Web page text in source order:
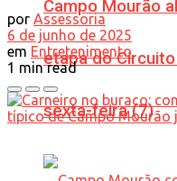
Campo Mourão
etapa do
sexta-feira (7)
por Assessoria
6 de junho de 2025
em Entretenimento
1 min read